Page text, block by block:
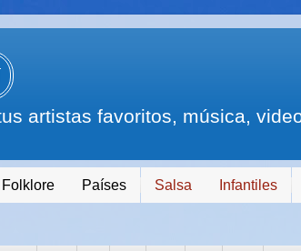
artistas favoritos, música,
Folklore Países Salsa Infantiles